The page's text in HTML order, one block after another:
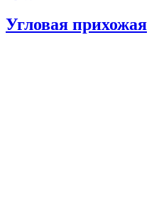
Угловая прихожая